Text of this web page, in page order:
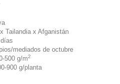
Tailandia x Afganistán
mediados de octubre
500 g/m2
900 g/planta